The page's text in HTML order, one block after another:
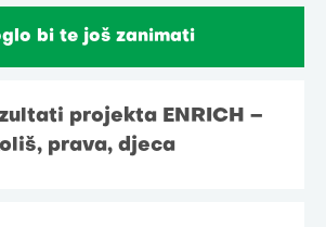
bi te još zanimati
projekta ENRICH –
prava, djeca